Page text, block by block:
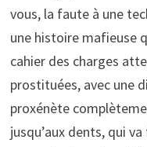
vous, la faute à une
une histoire mafieuse
cahier des charges
prostituées, avec une
proxénète
jusqu’aux dents, qui